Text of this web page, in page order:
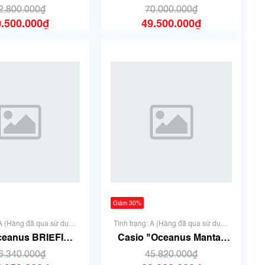
2AJF
B2000B-1AJR
70.000.000₫
49.500.000₫
(Hàng đã qua sử dụng
đẹp, không có xước)
BRIEFING
watch OCW-
T4000BRE
Giảm 30%
Tình trạng: A (Hàng đã qua sử dụng
nhưng rất đẹp, không có xước)
Casio "Oceanus Manta"
OCW-S6000-1AJF
45.820.000₫